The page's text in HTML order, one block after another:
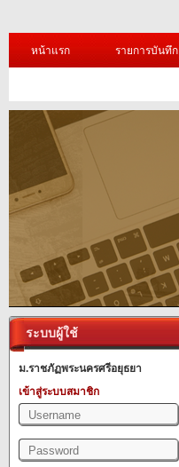
หน้าแรก รายการบันทึก
ระบบผู้ใช้
ม.ราชภัฏพระนครศรีอยุธยา
เข้าสู่ระบบสมาชิก